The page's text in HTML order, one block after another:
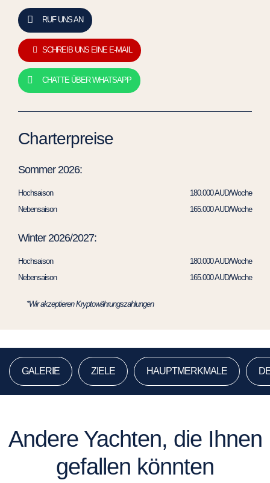
RUF UNS AN
SCHREIB UNS EINE E-MAIL
CHATTE ÜBER WHATSAPP
Charterpreise
Sommer 2026:
Hochsaison
180.000 AUD/Woche
Nebensaison
165.000 AUD/Woche
Winter 2026/2027:
Hochsaison
180.000 AUD/Woche
Nebensaison
165.000 AUD/Woche
*Wir akzeptieren Kryptowährungszahlungen
GALERIE ZIELE HAUPTMERKMALE
Andere Yachten, die Ihnen
gefallen könnten